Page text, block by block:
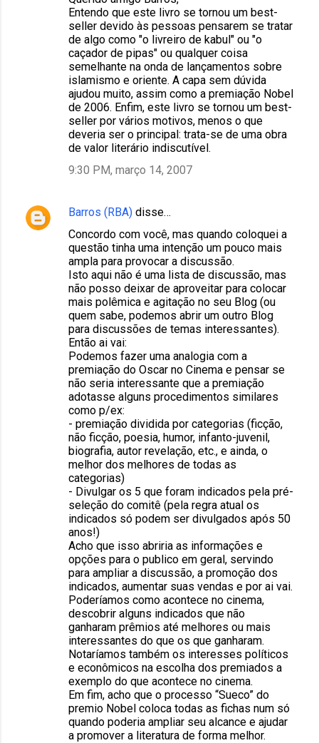
Entendo que este livro se tornou um best-
seller devido às pessoas pensarem se tratar
de algo como "o livreiro de kabul" ou "o
caçador de pipas" ou qualquer coisa
semelhante na onda de lançamentos sobre
islamismo e oriente. A capa sem dúvida
ajudou muito, assim como a premiação Nobel
de 2006. Enfim, este livro se tornou um best-
seller por vários motivos, menos o que
deveria ser o principal: trata-se de uma obra
de valor literário indiscutível.
9:30 PM, março 14, 2007
Barros (RBA) disse…
Concordo com você, mas quando coloquei a
questão tinha uma intenção um pouco mais
ampla para provocar a discussão.
Isto aqui não é uma lista de discussão, mas
não posso deixar de aproveitar para colocar
mais polêmica e agitação no seu Blog (ou
quem sabe, podemos abrir um outro Blog
para discussões de temas interessantes).
Então ai vai:
Podemos fazer uma analogia com a
premiação do Oscar no Cinema e pensar se
não seria interessante que a premiação
adotasse alguns procedimentos similares
como p/ex:
- premiação dividida por categorias (ficção,
não ficção, poesia, humor, infanto-juvenil,
biografia, autor revelação, etc., e ainda, o
melhor dos melhores de todas as
categorias)
- Divulgar os 5 que foram indicados pela pré-
seleção do comitê (pela regra atual os
indicados só podem ser divulgados após 50
anos!)
Acho que isso abriria as informações e
opções para o publico em geral, servindo
para ampliar a discussão, a promoção dos
indicados, aumentar suas vendas e por ai vai.
Poderíamos como acontece no cinema,
descobrir alguns indicados que não
ganharam prêmios até melhores ou mais
interessantes do que os que ganharam.
Notaríamos também os interesses políticos
e econômicos na escolha dos premiados a
exemplo do que acontece no cinema.
Em fim, acho que o processo “Sueco” do
premio Nobel coloca todas as fichas num só
quando poderia ampliar seu alcance e ajudar
a promover a literatura de forma melhor.